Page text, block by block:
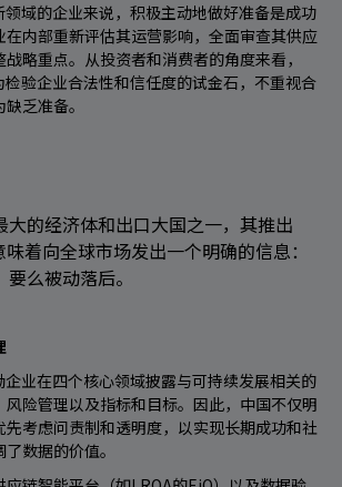
领域的企业来说，积极主动地做好准备是成功
在内部重新评估其运营影响，全面审查其供应
略重点。从投资者和消费者的角度来看，
检验企业合法性和信任度的试金石，不重视合
乏准备。
大的经济体和出口大国之一，其推出
着向全球市场发出一个明确的信息：
么被动落后。
企业在四个核心领域披露与可持续发展相关的
险管理以及指标和目标。因此，中国不仅明
先考虑问责制和透明度，以实现长期成功和社
数据的价值。